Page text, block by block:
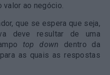
ao negócio.
que se espera que seja,
deve resultar de uma
top down dentro da
as quais as respostas